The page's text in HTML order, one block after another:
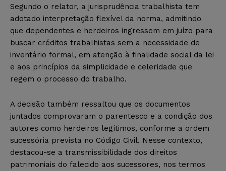
Segundo o relator, a jurisprudência trabalhista tem
adotado interpretação flexível da norma, admitindo
que dependentes e herdeiros ingressem em juízo para
buscar créditos trabalhistas sem a necessidade de
inventário formal, em atenção à finalidade social da lei
e aos princípios da simplicidade e celeridade que
regem o processo do trabalho.
A decisão também ressaltou que os documentos
juntados comprovaram o parentesco e a condição dos
autores como herdeiros legítimos, conforme a ordem
sucessória prevista no Código Civil. Nesse contexto,
destacou-se a transmissibilidade dos direitos
patrimoniais do falecido aos sucessores, nos termos